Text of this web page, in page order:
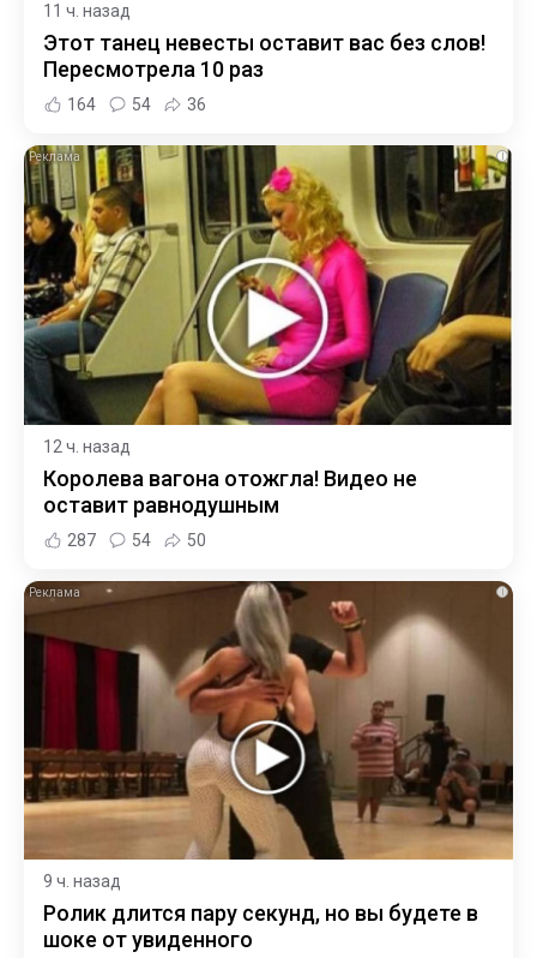
11 ч. назад
Этот танец невесты оставит вас без слов!
Пересмотрела 10 раз
164 54 36
i
12 ч. назад
Королева вагона отожгла! Видео не
оставит равнодушным
287 54 50
i
9 ч. назад
Ролик длится пару секунд, но вы будете в
шоке от увиденного